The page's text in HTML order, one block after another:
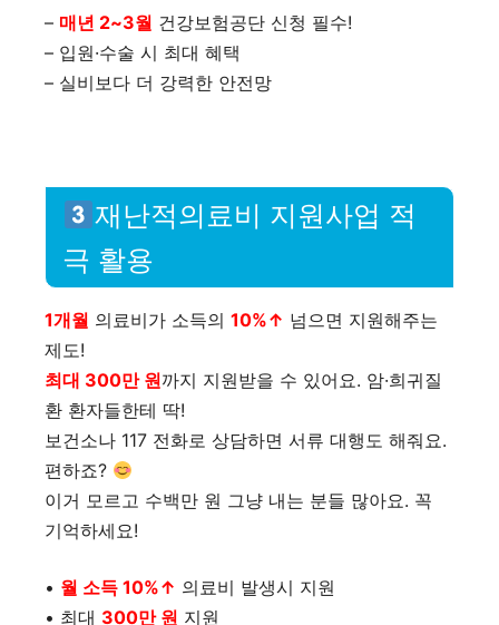
– 매년 2~3월 건강보험공단 신청 필수!
– 입원·수술 시 최대 혜택
– 실비보다 더 강력한 안전망
재난적의료비 지원사업 적
극 활용
1개월 의료비가 소득의 10%↑ 넘으면 지원해주는
제도!
최대 300만 원까지 지원받을 수 있어요. 암·희귀질
환 환자들한테 딱!
보건소나 117 전화로 상담하면 서류 대행도 해줘요.
편하죠?
이거 모르고 수백만 원 그냥 내는 분들 많아요. 꼭
기억하세요!
• 월 소득 10%↑ 의료비 발생시 지원
• 최대 300만 원 지원